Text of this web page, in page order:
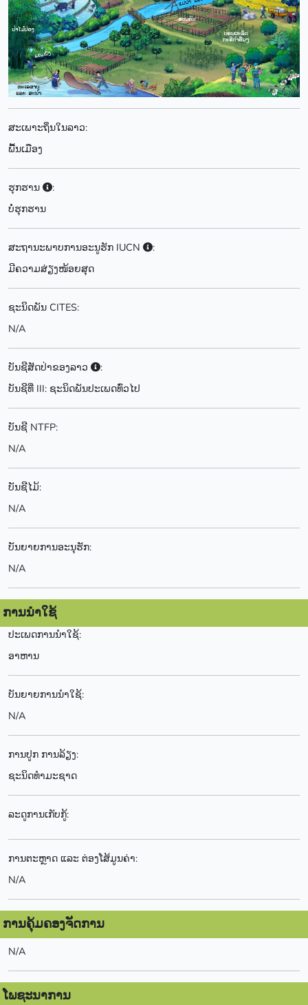
ສະເພາະຖິ່ນໃນລາວ:
ພື້ນເມືອງ
ຮຸກຮານ
:
ບໍ່ຮຸກຮານ
ສະຖານະພາບການອະນູຮັກ IUCN
:
ມີຄວາມສ່ຽງໜ້ອຍສຸດ
ຊະນິດພັນ CITES:
N/A
ບັນຊີສັດປ່າຂອງລາວ
:
ບັນຊີທີ່ III: ຊະນິດພັນປະເພດທົ່ວໄປ
ບັນຊີ NTFP:
N/A
ບັນຊີໄມ້:
N/A
ບັນຍາຍການອະນຸຮັກ:
N/A
ການນຳໃຊ້
ປະເພດການນຳໃຊ້:
ອາຫານ
ບັນຍາຍການນຳໃຊ້:
N/A
ການປູກ ການລ້ຽງ:
ຊະນິດທຳມະຊາດ
ລະດູການເກັບກູ້:
ການຕະຫຼາດ ແລະ ຕ່ອງໂສ້ມູນຄ່າ:
N/A
ການຄຸ້ມຄອງຈັດການ
N/A
ໂພຊະນາການ